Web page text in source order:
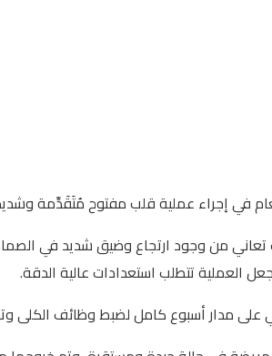
في إجراء عملية قلب مفتوح مُتَقَدِّمة
تعاني من وجود ارتجاع وضيق شديد في
العملية تتطلب استعدادات عالية الدقة.
على مدار أسبوع كامل لضبط وظائف الكلى